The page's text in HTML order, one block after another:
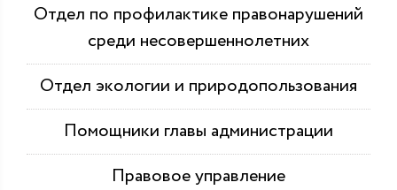
Отдел по профилактике правонарушений
среди несовершеннолетних
Отдел экологии и природопользования
Помощники главы администрации
Правовое управление